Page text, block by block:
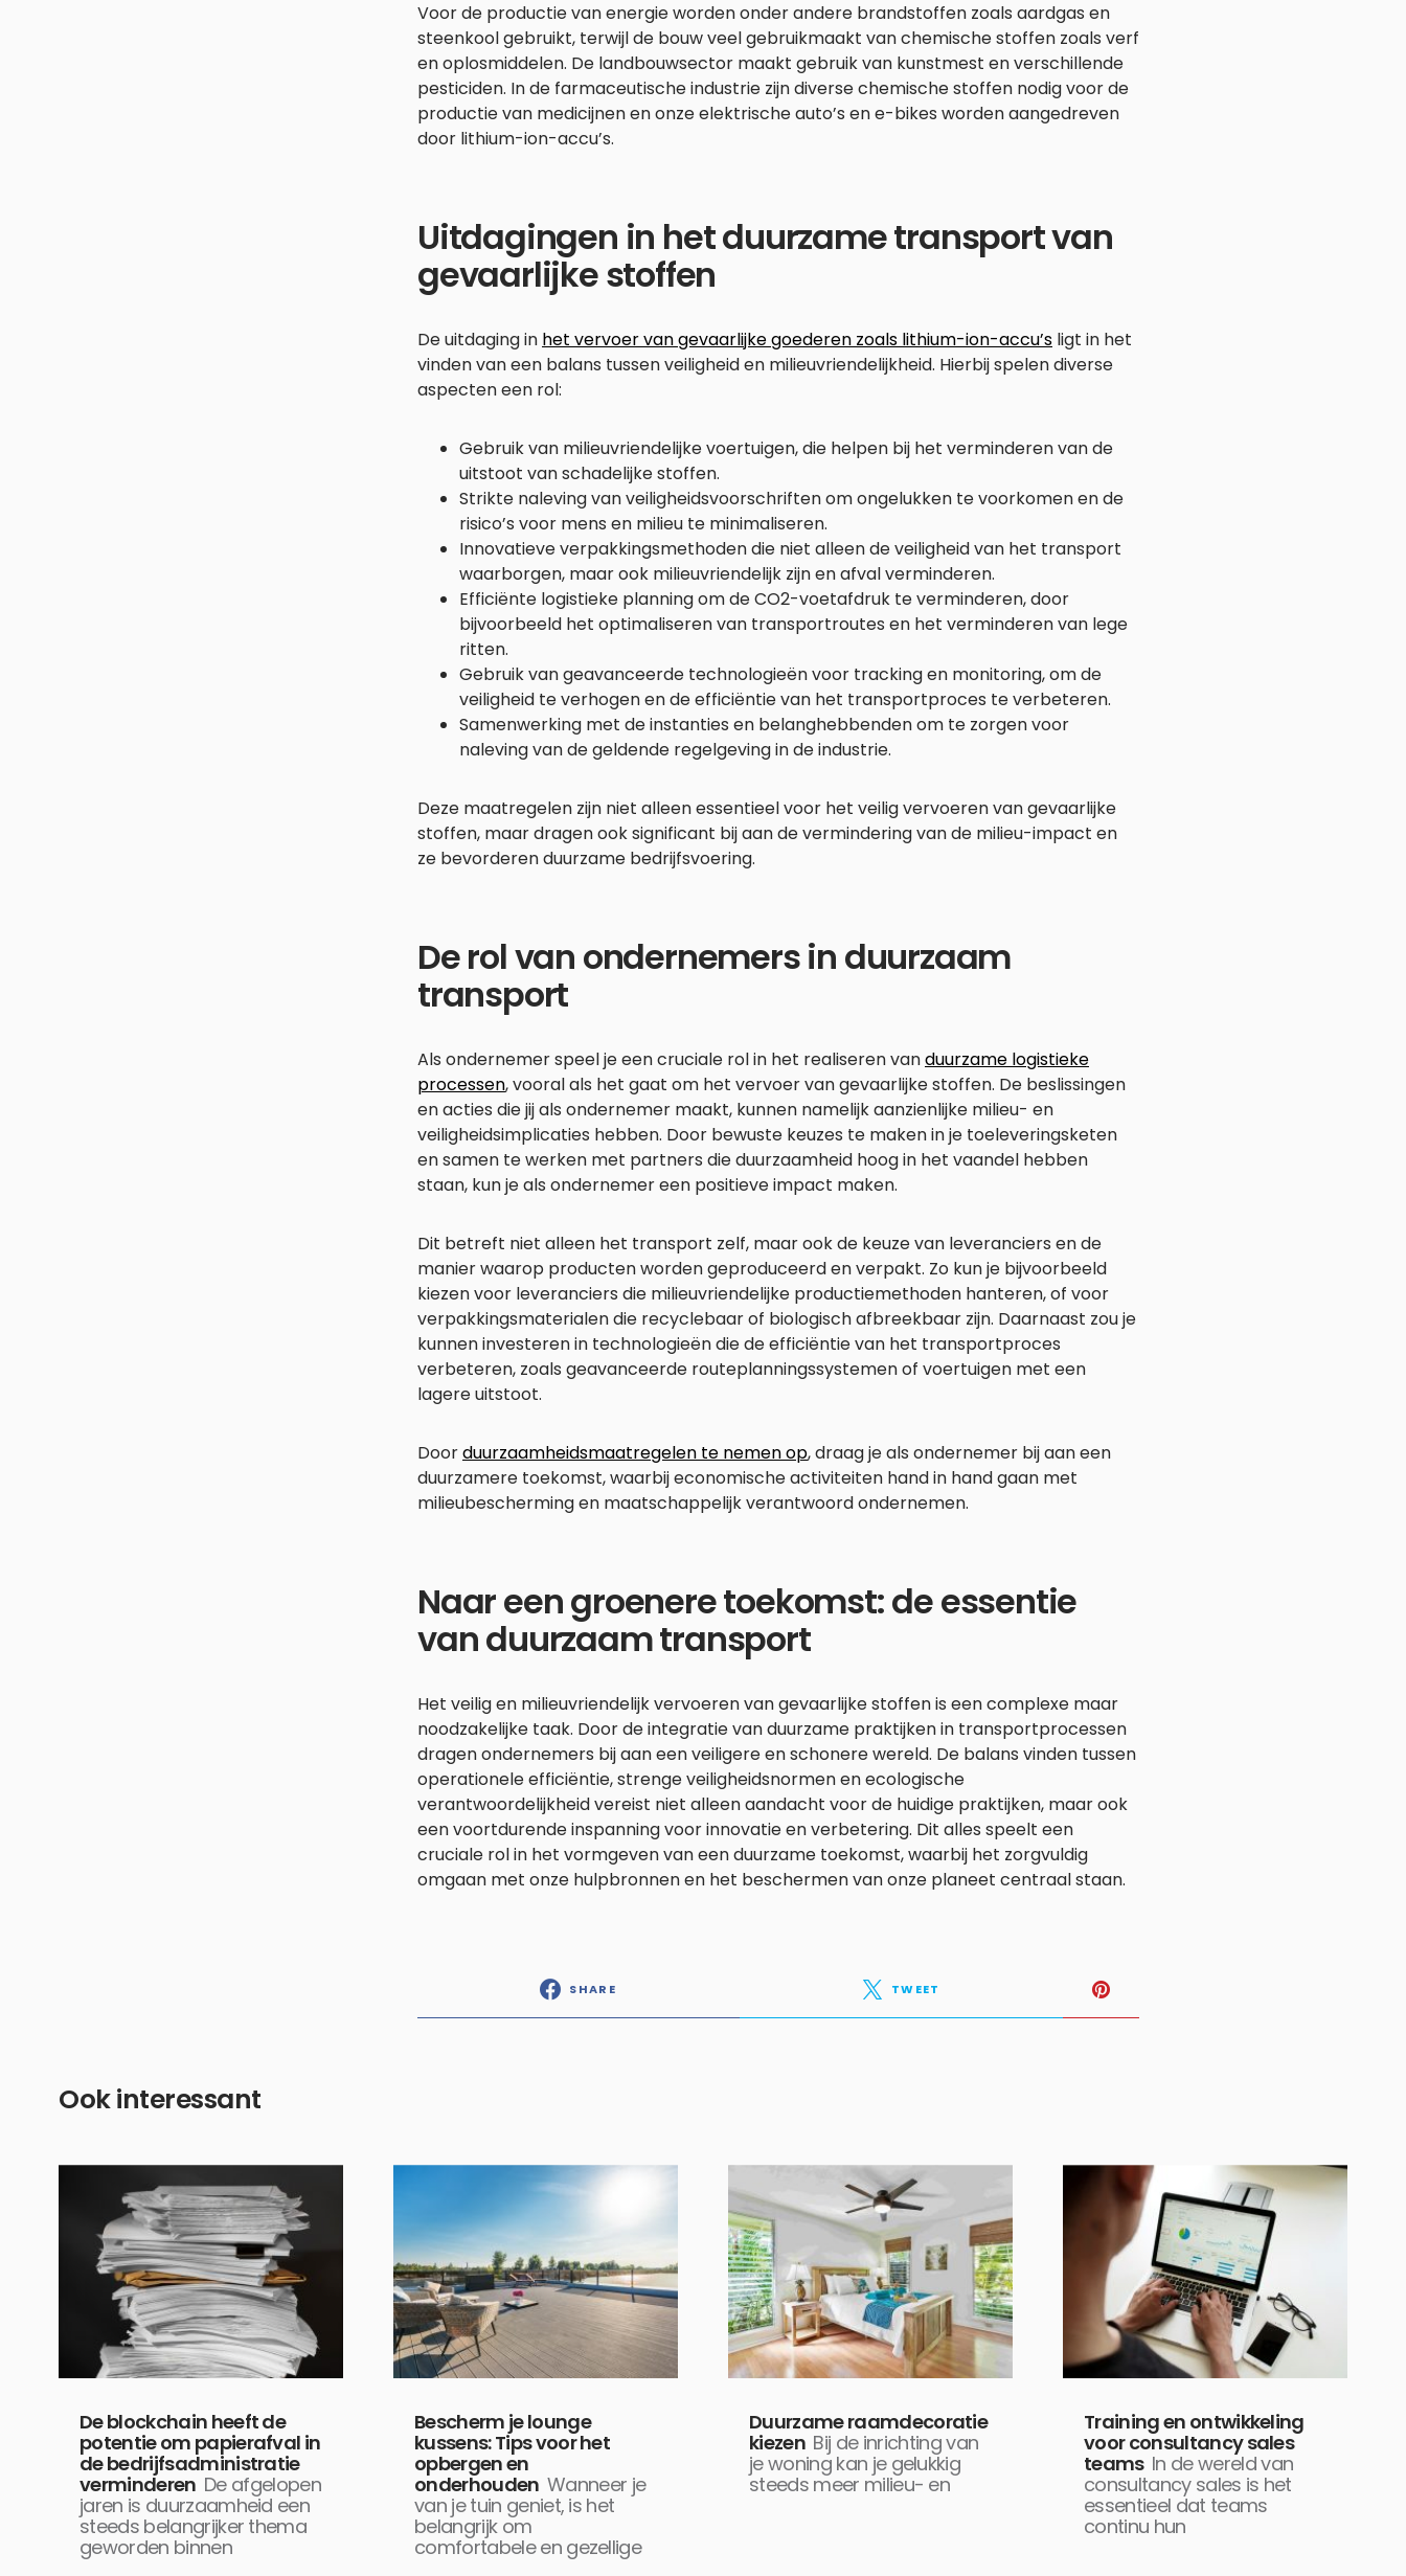
Voor de productie van energie worden onder andere brandstoffen zoals aardgas en
steenkool gebruikt, terwijl de bouw veel gebruikmaakt van chemische stoffen zoals verf
en oplosmiddelen. De landbouwsector maakt gebruik van kunstmest en verschillende
pesticiden. In de farmaceutische industrie zijn diverse chemische stoffen nodig voor de
productie van medicijnen en onze elektrische auto’s en e-bikes worden aangedreven
door lithium-ion-accu’s.
Uitdagingen in het duurzame transport van
gevaarlijke stoffen
De uitdaging in het vervoer van gevaarlijke goederen zoals lithium-ion-accu’s ligt in het
vinden van een balans tussen veiligheid en milieuvriendelijkheid. Hierbij spelen diverse
aspecten een rol:
Gebruik van milieuvriendelijke voertuigen, die helpen bij het verminderen van de
uitstoot van schadelijke stoffen.
Strikte naleving van veiligheidsvoorschriften om ongelukken te voorkomen en de
risico’s voor mens en milieu te minimaliseren.
Innovatieve verpakkingsmethoden die niet alleen de veiligheid van het transport
waarborgen, maar ook milieuvriendelijk zijn en afval verminderen.
Efficiënte logistieke planning om de CO2-voetafdruk te verminderen, door
bijvoorbeeld het optimaliseren van transportroutes en het verminderen van lege
ritten.
Gebruik van geavanceerde technologieën voor tracking en monitoring, om de
veiligheid te verhogen en de efficiëntie van het transportproces te verbeteren.
Samenwerking met de instanties en belanghebbenden om te zorgen voor
naleving van de geldende regelgeving in de industrie.
Deze maatregelen zijn niet alleen essentieel voor het veilig vervoeren van gevaarlijke
stoffen, maar dragen ook significant bij aan de vermindering van de milieu-impact en
ze bevorderen duurzame bedrijfsvoering.
De rol van ondernemers in duurzaam
transport
Als ondernemer speel je een cruciale rol in het realiseren vanduurzame logistieke
processen, vooral als het gaat om het vervoer van gevaarlijke stoffen. De beslissingen
en acties die jij als ondernemer maakt, kunnen namelijk aanzienlijke milieu- en
veiligheidsimplicaties hebben. Door bewuste keuzes te maken in je toeleveringsketen
en samen te werken met partners die duurzaamheid hoog in het vaandel hebben
staan, kun je als ondernemer een positieve impact maken.
Dit betreft niet alleen het transport zelf, maar ook de keuze van leveranciers en de
manier waarop producten worden geproduceerd en verpakt. Zo kun je bijvoorbeeld
kiezen voor leveranciers die milieuvriendelijke productiemethoden hanteren, of voor
verpakkingsmaterialen die recyclebaar of biologisch afbreekbaar zijn. Daarnaast zou je
kunnen investeren in technologieën die de efficiëntie van het transportproces
verbeteren, zoals geavanceerde routeplanningssystemen of voertuigen met een
lagere uitstoot.
Doorduurzaamheidsmaatregelen te nemen op, draag je als ondernemer bij aan een
duurzamere toekomst, waarbij economische activiteiten hand in hand gaan met
milieubescherming en maatschappelijk verantwoord ondernemen.
Naar een groenere toekomst: de essentie
van duurzaam transport
Het veilig en milieuvriendelijk vervoeren van gevaarlijke stoffen is een complexe maar
noodzakelijke taak. Door de integratie van duurzame praktijken in transportprocessen
dragen ondernemers bij aan een veiligere en schonere wereld. De balans vinden tussen
operationele efficiëntie, strenge veiligheidsnormen en ecologische
verantwoordelijkheid vereist niet alleen aandacht voor de huidige praktijken, maar ook
een voortdurende inspanning voor innovatie en verbetering. Dit alles speelt een
cruciale rol in het vormgeven van een duurzame toekomst, waarbij het zorgvuldig
omgaan met onze hulpbronnen en het beschermen van onze planeet centraal staan.
SHARE TWEET
Ook interessant
De blockchain heeft de
potentie om papierafval in
de bedrijfsadministratie
verminderen De afgelopen
jaren is duurzaamheid een
steeds belangrijker thema
geworden binnen
Bescherm je lounge
kussens: Tips voor het
opbergen en
onderhouden Wanneer je
van je tuin geniet, is het
belangrijk om
comfortabele en gezellige
Duurzame raamdecoratie
kiezen Bij de inrichting van
je woning kan je gelukkig
steeds meer milieu- en
Training en ontwikkeling
voor consultancy sales
teams In de wereld van
consultancy sales is het
essentieel dat teams
continu hun